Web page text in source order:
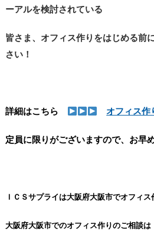
ーアルを検討されている
皆さま、オフィス作りをはじめる前
さい！
詳細はこちら オフィス作
定員に限りがございますので、お早
ＩＣＳサプライは大阪府大阪市でオフィス
大阪府大阪市でのオフィス作りのご相談は